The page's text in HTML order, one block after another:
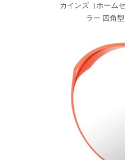
カインズ（ホーム
ラー 四角